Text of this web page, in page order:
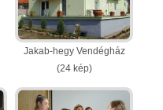
Jakab-hegy Vendégház
(24 kép)